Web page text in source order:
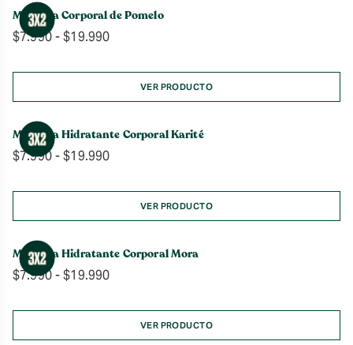
$19.990
Manteca Corporal de Pomelo
$7.990- $19.990Rango
precios:
desde
$7.990
$19.990
VER PRODUCTO
Manteca Hidratante Corporal Karité
$7.990- $19.990Rango
precios:
desde
$7.990
$19.990
VER PRODUCTO
Manteca Hidratante Corporal Mora
$7.990- $19.990Rango
precios:
desde
$7.990
VER PRODUCTO